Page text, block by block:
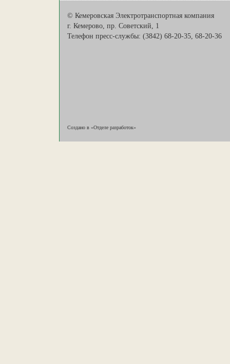
© Кемеровская Электротранспортная компания
г. Кемерово, пр. Советский, 1
Телефон пресс-службы: (3842) 68-20-35, 68-20-36
Создано в «Отделе разработок»